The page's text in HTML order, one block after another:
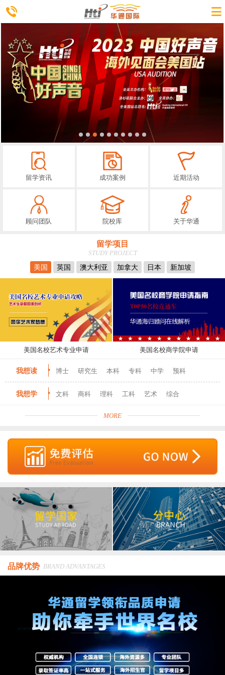
留学资讯 成功案例 近期活动
顾问团队 院校库 关于华通
留学项目
STUDY PROJECT
美国
英国 澳大利亚 加拿大 日本 新加坡
美国名校艺术专业申请 美国名校商学院申请
我想读 博士 研究生 本科 专科 中学 预科
我想学 文科 商科 理科 工科 艺术 综合
MORE
品牌优势 BRAND ADVANTAGES